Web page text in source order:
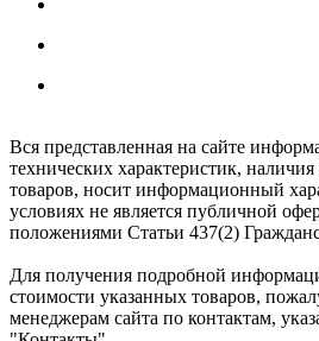
Вся представленная на сайте
технических характеристик,
товаров, носит информационный
условиях не является публичной
положениями Статьи 437(2)
Для получения подробной
стоимости указанных товаров,
менеджерам сайта по контактам,